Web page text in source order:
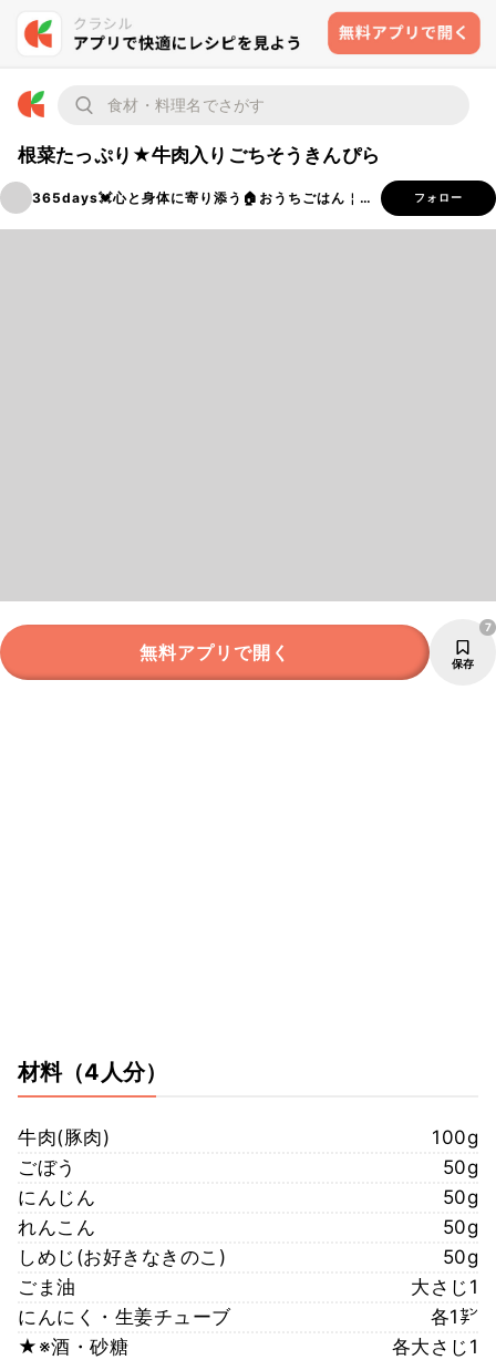
根菜たっぷり★牛肉入りごちそうきんぴら
365days💓‪心と身体に寄り添う🏠おうちごはん￤穂ノcafe フォロー
無料アプリで開く 保存
7
材料（4人分）
牛肉(豚肉)
100g
ごぼう
50g
にんじん
50g
れんこん
50g
しめじ(お好きなきのこ)
50g
ごま油
大さじ1
にんにく・生姜チューブ
各1㌢
★※酒・砂糖
各大さじ1